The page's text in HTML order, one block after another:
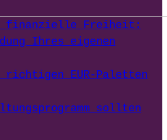
finanzielle Freiheit:
Ihres eigenen
richtigen EUR-Paletten
sollten